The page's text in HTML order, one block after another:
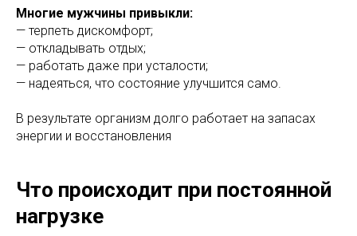
Многие мужчины привыкли:
— терпеть дискомфорт;
— откладывать отдых;
— работать даже при усталости;
— надеяться, что состояние улучшится само.
В результате организм долго работает на запасах
энергии и восстановления
Что происходит при постоянной
нагрузке